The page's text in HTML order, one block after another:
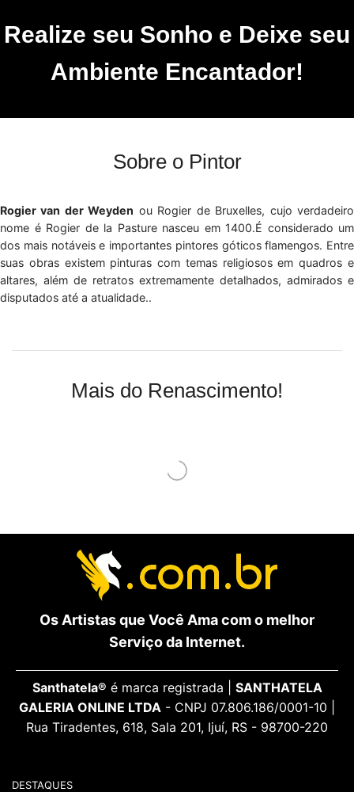
Realize seu Sonho e Deixe seu
Ambiente Encantador!
Sobre o Pintor
Rogier van der Weyden ou Rogier de Bruxelles, cujo verdadeiro
nome é Rogier de la Pasture nasceu em 1400.É considerado um
dos mais notáveis e importantes pintores góticos flamengos. Entre
suas obras existem pinturas com temas religiosos em quadros e
altares, além de retratos extremamente detalhados, admirados e
disputados até a atualidade..
Mais do Renascimento!
Os Artistas que Você Ama com o melhor
Serviço da Internet.
Santhatela® é marca registrada | SANTHATELA
GALERIA ONLINE LTDA - CNPJ 07.806.186/0001-10 |
Rua Tiradentes, 618, Sala 201, Ijuí, RS - 98700-220
DESTAQUES